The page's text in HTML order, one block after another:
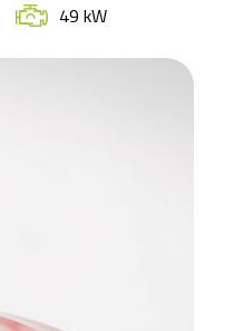
49 kW